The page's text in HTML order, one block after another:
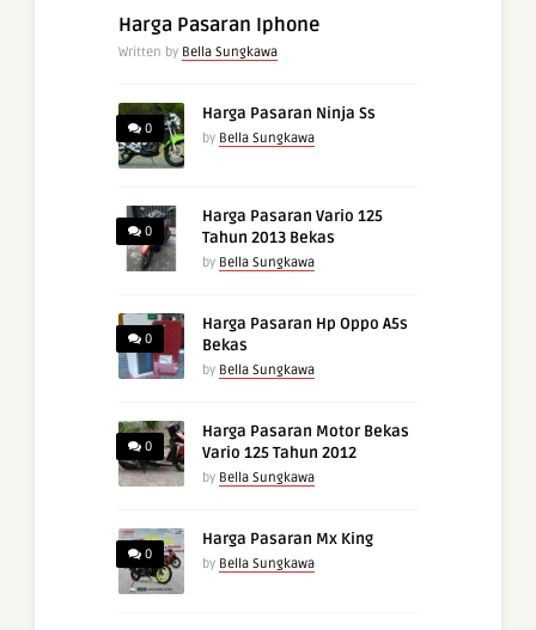
Harga Pasaran Iphone
Written by Bella Sungkawa
0
Harga Pasaran Ninja Ss
by Bella Sungkawa
0
Harga Pasaran Vario 125
Tahun 2013 Bekas
by Bella Sungkawa
0
Harga Pasaran Hp Oppo A5s
Bekas
by Bella Sungkawa
0
Harga Pasaran Motor Bekas
Vario 125 Tahun 2012
by Bella Sungkawa
0
Harga Pasaran Mx King
by Bella Sungkawa